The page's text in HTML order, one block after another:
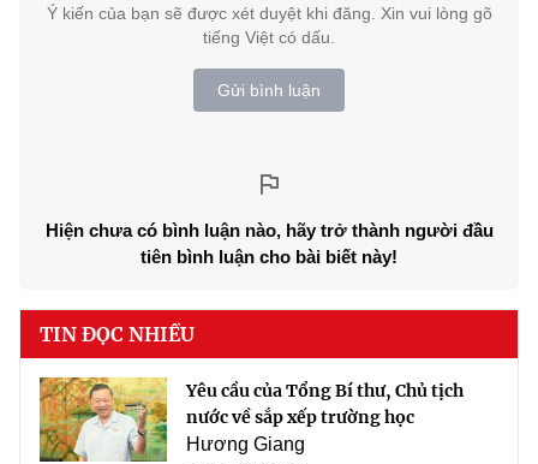
Ý kiến của bạn sẽ được xét duyệt khi đăng. Xin vui lòng gõ
tiếng Việt có dấu.
Gửi bình luận
Hiện chưa có bình luận nào, hãy trở thành người đầu
tiên bình luận cho bài biết này!
TIN ĐỌC NHIỀU
Yêu cầu của Tổng Bí thư, Chủ tịch
nước về sắp xếp trường học
Hương Giang